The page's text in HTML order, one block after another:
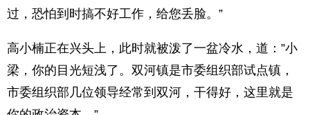
过，恐怕到时搞不好工作，给您丢脸。”
高小楠正在兴头上，此时就被泼了一盆冷水，道：”小
梁，你的目光短浅了。双河镇是市委组织部试点镇，
市委组织部几位领导经常到双河，干得好，这里就是